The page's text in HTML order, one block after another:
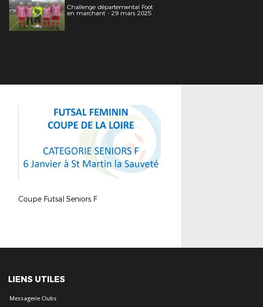
Challenge départemental Foot
en marchant - 29 mars 2025
Coupe Futsal Seniors F
LIENS UTILES
Messagerie Clubs